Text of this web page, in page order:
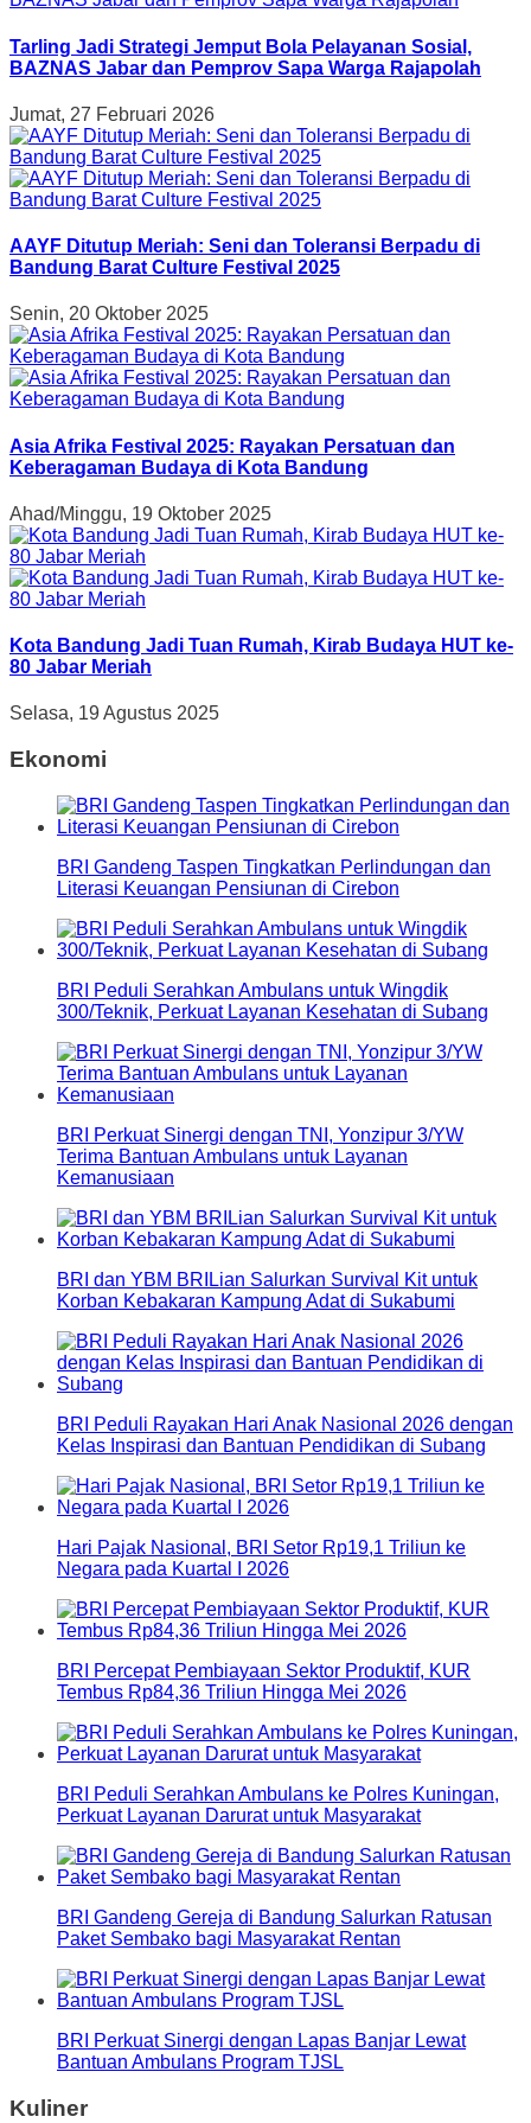
Tarling Jadi Strategi Jemput Bola Pelayanan Sosial,
BAZNAS Jabar dan Pemprov Sapa Warga Rajapolah
Jumat, 27 Februari 2026
AAYF Ditutup Meriah: Seni dan Toleransi Berpadu di
Bandung Barat Culture Festival 2025
Senin, 20 Oktober 2025
Asia Afrika Festival 2025: Rayakan Persatuan dan
Keberagaman Budaya di Kota Bandung
Ahad/Minggu, 19 Oktober 2025
Kota Bandung Jadi Tuan Rumah, Kirab Budaya HUT ke-
80 Jabar Meriah
Selasa, 19 Agustus 2025
Ekonomi
BRI Gandeng Taspen Tingkatkan Perlindungan dan
Literasi Keuangan Pensiunan di Cirebon
BRI Peduli Serahkan Ambulans untuk Wingdik
300/Teknik, Perkuat Layanan Kesehatan di Subang
BRI Perkuat Sinergi dengan TNI, Yonzipur 3/YW
Terima Bantuan Ambulans untuk Layanan
Kemanusiaan
BRI dan YBM BRILian Salurkan Survival Kit untuk
Korban Kebakaran Kampung Adat di Sukabumi
BRI Peduli Rayakan Hari Anak Nasional 2026 dengan
Kelas Inspirasi dan Bantuan Pendidikan di Subang
Hari Pajak Nasional, BRI Setor Rp19,1 Triliun ke
Negara pada Kuartal I 2026
BRI Percepat Pembiayaan Sektor Produktif, KUR
Tembus Rp84,36 Triliun Hingga Mei 2026
BRI Peduli Serahkan Ambulans ke Polres Kuningan,
Perkuat Layanan Darurat untuk Masyarakat
BRI Gandeng Gereja di Bandung Salurkan Ratusan
Paket Sembako bagi Masyarakat Rentan
BRI Perkuat Sinergi dengan Lapas Banjar Lewat
Bantuan Ambulans Program TJSL
Kuliner